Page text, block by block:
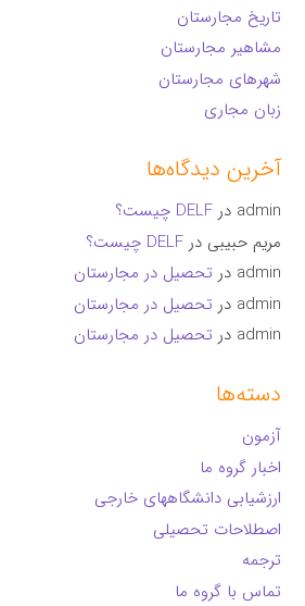
تاریخ مجارستان
مشاهیر مجارستان
شهرهای مجارستان
زبان مجاری
آخرین دیدگاه‌ها
admin درDELF چیست؟
مریم حبیبی درDELF چیست؟
admin در تحصیل در مجارستان
admin در تحصیل در مجارستان
admin در تحصیل در مجارستان
دسته‌ها
آزمون
اخبار گروه ما
ارزشیابی دانشگاههای خارجی
اصطلاحات تحصیلی
ترجمه
تماس با گروه ما